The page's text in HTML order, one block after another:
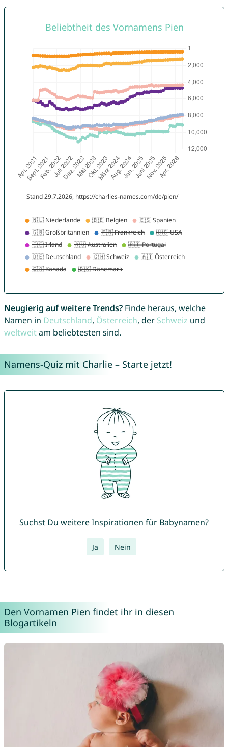
Neugierig auf weitere Trends?Finde heraus, welche
Namen in Deutschland, Österreich, der Schweiz und
weltweitam beliebtesten sind.
Namens-Quiz mit Charlie – Starte jetzt!
Suchst Du weitere Inspirationen für Babynamen?
Ja Nein
Den Vornamen Pien findet ihr in diesen
Blogartikeln